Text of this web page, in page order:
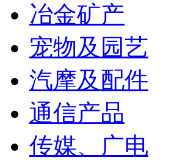
冶金矿产
宠物及园艺
汽摩及配件
通信产品
传媒、广电